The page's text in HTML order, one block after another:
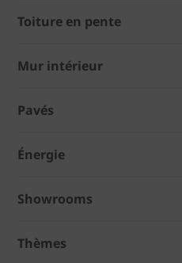
Toiture en pente
Mur intérieur
Pavés
Énergie
Showrooms
Thèmes